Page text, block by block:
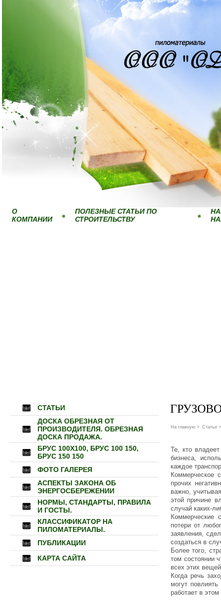
О
КОМПАНИИ
ПОЛЕЗНЫЕ СТАТЬИ ПО
СТРОИТЕЛЬСТВУ
СТАТЬИ
ДОСКА ОБРЕЗНАЯ ОТ
ПРОИЗВОДИТЕЛЯ. ОБРЕЗНАЯ
ДОСКА ПРОДАЖА.
БРУС 100Х100, БРУС 100 150,
БРУС 150 150
ФОТО ГАЛЕРЕЯ
АСПЕКТЫ ЗАКОНА ОБ
ЭНЕРГОСБЕРЕЖЕНИИ
НОРМЫ, СТАНДАРТЫ, ПРАВИЛА
И ГОСТЫ.
КЛАССИФИКАТОР НА
ПИЛОМАТЕРИАЛЫ.
ПУБЛИКАЦИИ
КАРТА САЙТА
На главную > Статьи >
Те, кто
бизнеса,
каждое
Коммерческое
прочих
важно,
этой причине
случай каких-
Коммерческие
потери от
заявления,
создаться в
Более того,
том состоянии
всех этих
Когда речь
могут
работает в